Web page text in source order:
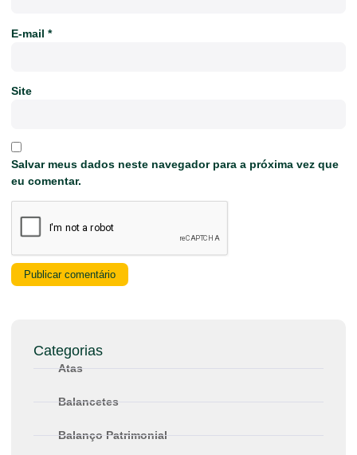
E-mail *
Site
Salvar meus dados neste navegador para a próxima vez que
eu comentar.
Categorias
Atas
Balancetes
Balanço Patrimonial